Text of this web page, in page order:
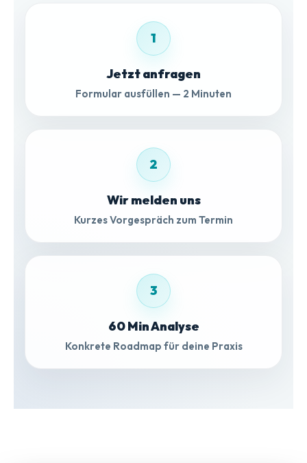
1
Jetzt anfragen
Formular ausfüllen — 2 Minuten
2
Wir melden uns
Kurzes Vorgespräch zum Termin
3
60 Min Analyse
Konkrete Roadmap für deine Praxis